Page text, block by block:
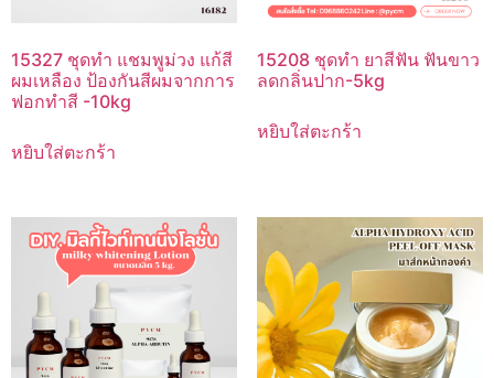
15327 ชุดทำ แชมพูม่วง แก้สี
ผมเหลือง ป้องกันสีผมจากการ
ฟอกทำสี -10kg
หยิบใส่ตะกร้า
15208 ชุดทำ ยาสีฟัน ฟันขาว
ลดกลิ่นปาก-5kg
หยิบใส่ตะกร้า